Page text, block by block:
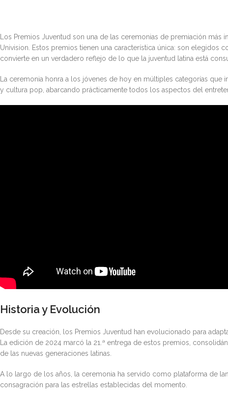
Los Premios Juventud son una de las ceremonias de premiación
Univision. Estos premios tienen una característica única: son
convierte en un verdadero reflejo de lo que la juventud latina está
La ceremonia honra a los jóvenes de hoy en múltiples categorías
y cultura pop, abarcando prácticamente todos los aspectos del
Historia y Evolución
Desde su creación, los Premios Juventud han evolucionado para
La edición de 2024 marcó la 21.ª entrega de estos premios,
de las nuevas generaciones latinas.
A lo largo de los años, la ceremonia ha servido como plataforma de
consagración para las estrellas establecidas del momento.